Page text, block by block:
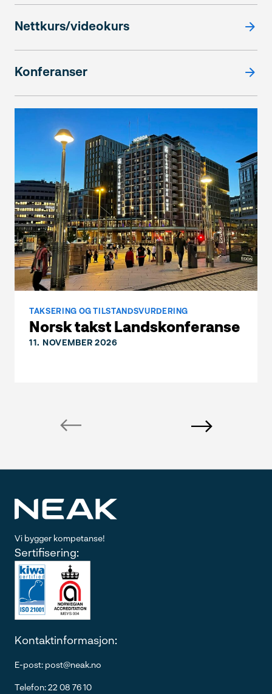
Nettkurs/videokurs
Konferanser
TAKSERING OG TILSTANDSVURDERING
Norsk takst Landskonferanse
11. NOVEMBER 2026
previous
next
Vi bygger kompetanse!
Sertifisering:
Kontaktinformasjon:
E-post: post@neak.no
Telefon: 22 08 76 10